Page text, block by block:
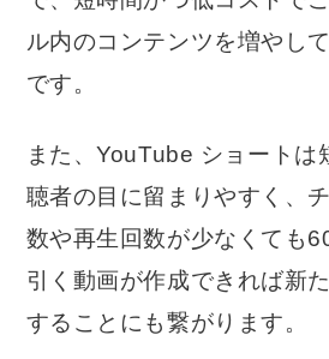
ル内のコンテンツを増やし
です。
また、YouTube ショートは
聴者の目に留まりやすく、
数や再生回数が少なくても
引く動画が作成できれば新
することにも繋がります。